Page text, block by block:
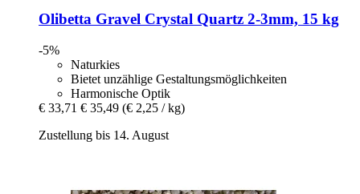
Olibetta Gravel Crystal Quartz 2-​3mm, 15 kg
-5%
Naturkies
Bietet unzählige Gestaltungsmöglichkeiten
Harmonische Optik
€ 33,71 € 35,49 (€ 2,25 / kg)
Zustellung bis 14. August